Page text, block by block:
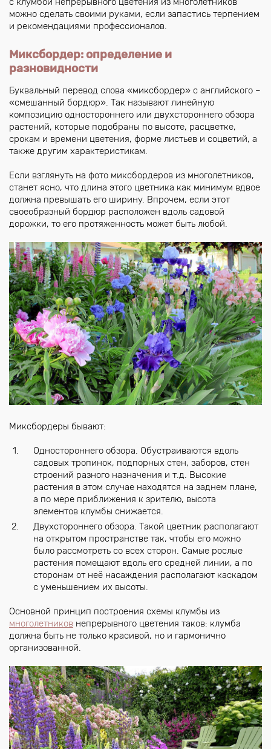
можно сделать своими руками, если запастись терпением
и рекомендациями профессионалов.
Миксбордер: определение и
разновидности
Буквальный перевод слова «миксбордер» с английского –
«смешанный бордюр». Так называют линейную
композицию одностороннего или двухстороннего обзора
растений, которые подобраны по высоте, расцветке,
срокам и времени цветения, форме листьев и соцветий, а
также другим характеристикам.
Если взглянуть на фото миксбордеров из многолетников,
станет ясно, что длина этого цветника как минимум вдвое
должна превышать его ширину. Впрочем, если этот
своеобразный бордюр расположен вдоль садовой
дорожки, то его протяженность может быть любой.
Миксбордеры бывают:
Одностороннего обзора. Обустраиваются вдоль
садовых тропинок, подпорных стен, заборов, стен
строений разного назначения и т.д. Высокие
растения в этом случае находятся на заднем плане,
а по мере приближения к зрителю, высота
элементов клумбы снижается.
Двухстороннего обзора. Такой цветник располагают
на открытом пространстве так, чтобы его можно
было рассмотреть со всех сторон. Самые рослые
растения помещают вдоль его средней линии, а по
сторонам от неё насаждения располагают каскадом
с уменьшением их высоты.
Основной принцип построения схемы клумбы из
многолетников непрерывного цветения таков: клумба
должна быть не только красивой, но и гармонично
организованной.